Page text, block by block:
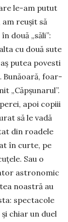
le-am pu­tut
am reuşit să
două „săli”:
cu două sute
putea povesti
Bunăoară, foar­
„Căp­şunarul”.
apoi copiii
să le vadă
din roadele
în curte, pe
Sau o
astronomic
noastră au
specta­cole
chiar un duel